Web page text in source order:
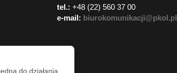
tel.: +48 (22) 560 37 00
e-mail: biurokomunikacji@pkol.pl
do działania